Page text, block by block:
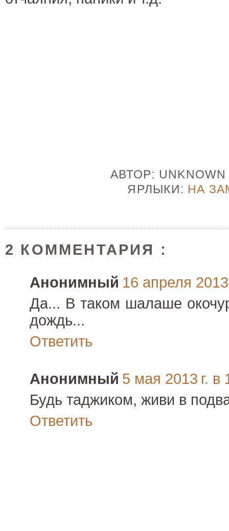
АВТОР:
ЯРЛЫКИ: НА
2 КОММЕНТАРИЯ :
Анонимный 16 апреля
Да... В таком шалаше
дождь...
Ответить
Анонимный 5 мая 2013 г. в
Будь таджиком, живи в
Ответить